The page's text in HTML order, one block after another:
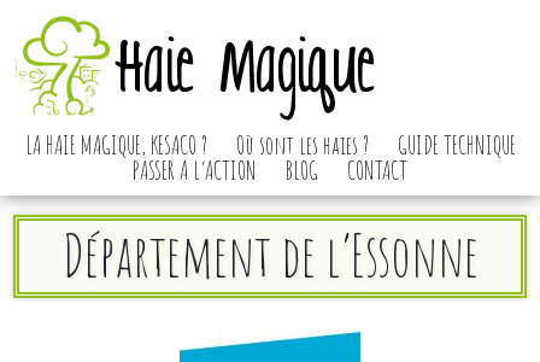
Haie Magique
LA HAIE MAGIQUE, KESACO ? Où sont les haies ?
GUIDE TECHNIQUE
PASSER A L’ACTION
BLOG CONTACT
Département de l’Essonne